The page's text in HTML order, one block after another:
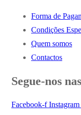
Forma de
Condições
Quem somos
Contactos
Segue-nos
Facebook-f Instagram